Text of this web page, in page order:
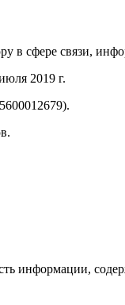
в сфере связи,
2019 г.
информации,